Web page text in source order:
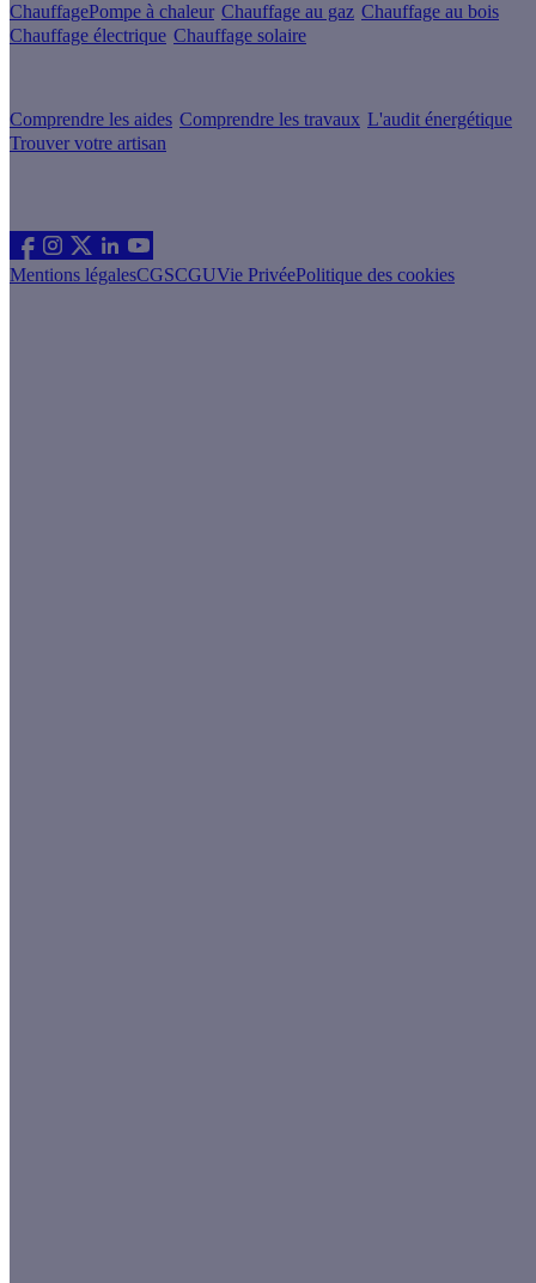
ChauffagePompe à chaleur Chauffage au gaz Chauffage au bois
Chauffage électrique Chauffage solaire
Comprendre les aides Comprendre les travaux L'audit énergétique
Trouver votre artisan
Mentions légalesCGSCGUVie PrivéePolitique des cookies